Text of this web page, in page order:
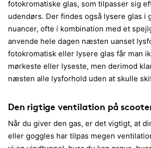
fotokromatiske glas, som tilpasser sig
udendørs. Der findes også lysere glas i
nuancer, ofte i kombination med et
anvende hele dagen næsten uanset
fotokromatisk eller lysere glas får man
mørkeste eller lyseste, men derimod
næsten alle lysforhold uden at skulle
Den rigtige ventilation på
Når du giver den gas, er det vigtigt, at
eller goggles har tilpas megen